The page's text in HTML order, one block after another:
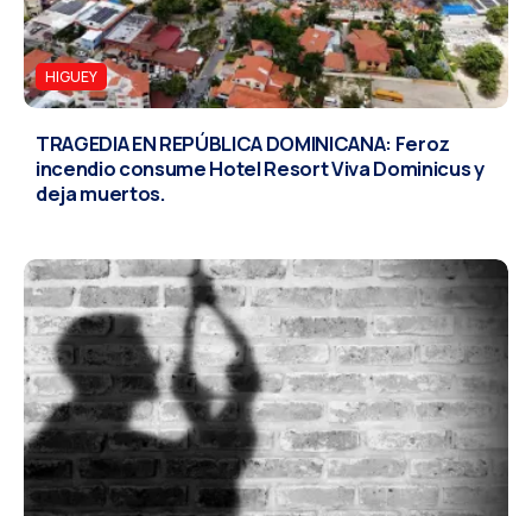
HIGUEY
TRAGEDIA EN REPÚBLICA DOMINICANA: Feroz
incendio consume Hotel Resort Viva Dominicus y
deja muertos.